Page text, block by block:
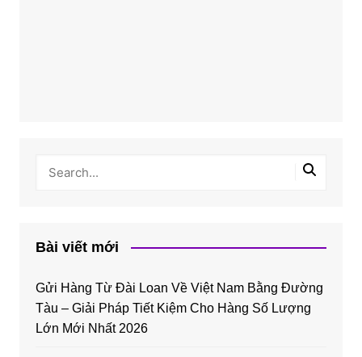
Bài viết mới
Gửi Hàng Từ Đài Loan Về Việt Nam Bằng Đường
Tàu – Giải Pháp Tiết Kiệm Cho Hàng Số Lượng
Lớn Mới Nhất 2026